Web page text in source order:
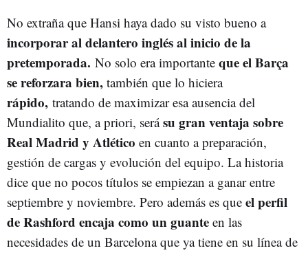
No extraña que Hansi haya dado su visto bueno a
incorporar al delantero inglés al inicio de la
pretemporada. No solo era importante que el Barça
se reforzara bien, también que lo hiciera
rápido, tratando de maximizar esa ausencia del
Mundialito que, a priori, serásu gran ventaja sobre
Real Madrid y Atlético en cuanto a preparación,
gestión de cargas y evolución del equipo. La historia
dice que no pocos títulos se empiezan a ganar entre
septiembre y noviembre. Pero además es que el perfil
de Rashford encaja como un guante en las
necesidades de un Barcelona que ya tiene en su línea de